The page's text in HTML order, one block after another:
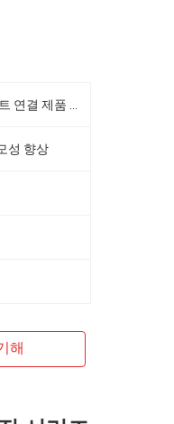
성 향상
해